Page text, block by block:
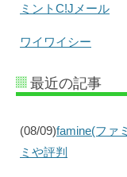
ミントC!Jメール
ワイワイシー
最近の記事
(08/09)famine(ファ
ミや評判